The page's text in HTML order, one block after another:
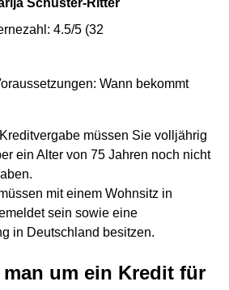
Schuster-Ritter
4.5/5 (32
Wann bekommt
müssen Sie volljährig
ein Alter von 75 Jahren noch nicht
mit einem Wohnsitz in
sein sowie eine
in Deutschland besitzen.
um ein Kredit für